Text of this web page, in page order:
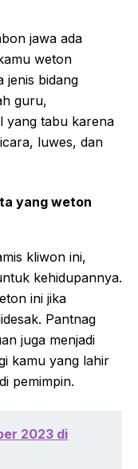
jawa ada
weton
jenis bidang
guru,
yang tabu karena
luwes, dan
yang weton
kliwon ini,
kehidupannya.
ini jika
Pantnag
juga menjadi
kamu yang lahir
pemimpin.
2023 di